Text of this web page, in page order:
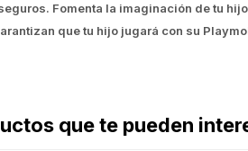
Fomenta la imaginación de tu
que tu hijo jugará con su
que te pueden